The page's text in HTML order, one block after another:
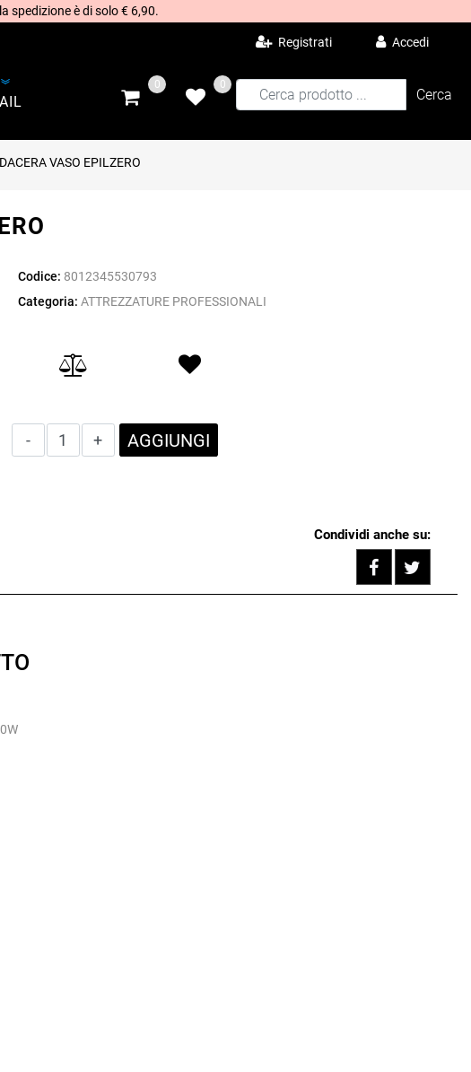
spedizione è di solo € 6,90.
Registrati Accedi
0 0
VASO EPILZERO
Codice: 8012345530793
Categoria: ATTREZZATURE PROFESSIONALI
Quantità
AGGIUNGI
Condividi anche su: